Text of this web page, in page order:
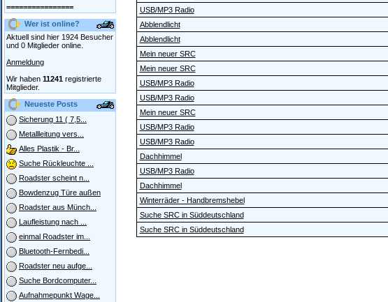
================
Wer ist online?
Aktuell sind hier 1924 Besucher
und 0 Mitglieder online.
Anmeldung
Wir haben 11241 registrierte
Mitglieder.
Neueste Posts
Sicherung 11 ( 7,5...
Metallleitung vers...
Alles Plastik - Br...
Suche Rückleuchte ...
Roadster scheint n...
Bowdenzug Türe außen
Roadster aus Münch...
Laufleistung nach ...
einmal Roadster im...
Bluetooth-Fernbedi...
Roadster neu aufge...
Suche Bordcomputer...
Aufnahmepunkt Wage...
USB/MP3 Radio
Abblendlicht
Abblendlicht
Mein neuer SRC
Mein neuer SRC
USB/MP3 Radio
USB/MP3 Radio
Mein neuer SRC
USB/MP3 Radio
USB/MP3 Radio
Dachhimmel
USB/MP3 Radio
Dachhimmel
Winterräder - Handbremshebel
Suche SRC in Süddeutschland
Suche SRC in Süddeutschland